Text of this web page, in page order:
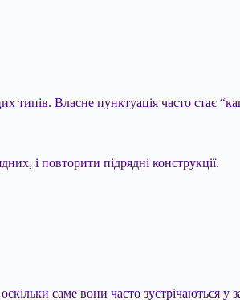
типів. Власне пунктуація часто стає
і повторити підрядні конструкції.
оскільки саме вони часто зустрічаються у